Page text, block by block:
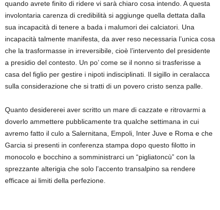
quando avrete finito di ridere vi sarà chiaro cosa intendo. A questa
involontaria carenza di credibilità si aggiunge quella dettata dalla
sua incapacità di tenere a bada i malumori dei calciatori. Una
incapacità talmente manifesta, da aver reso necessaria l’unica cosa
che la trasformasse in irreversibile, cioè l’intervento del presidente
a presidio del contesto. Un po’ come se il nonno si trasferisse a
casa del figlio per gestire i nipoti indisciplinati. Il sigillo in ceralacca
sulla considerazione che si tratti di un povero cristo senza palle.
Quanto desidererei aver scritto un mare di cazzate e ritrovarmi a
doverlo ammettere pubblicamente tra qualche settimana in cui
avremo fatto il culo a Salernitana, Empoli, Inter Juve e Roma e che
Garcia si presenti in conferenza stampa dopo questo filotto in
monocolo e bocchino a somministrarci un “pigliatoncù” con la
sprezzante alterigia che solo l’accento transalpino sa rendere
efficace ai limiti della perfezione.